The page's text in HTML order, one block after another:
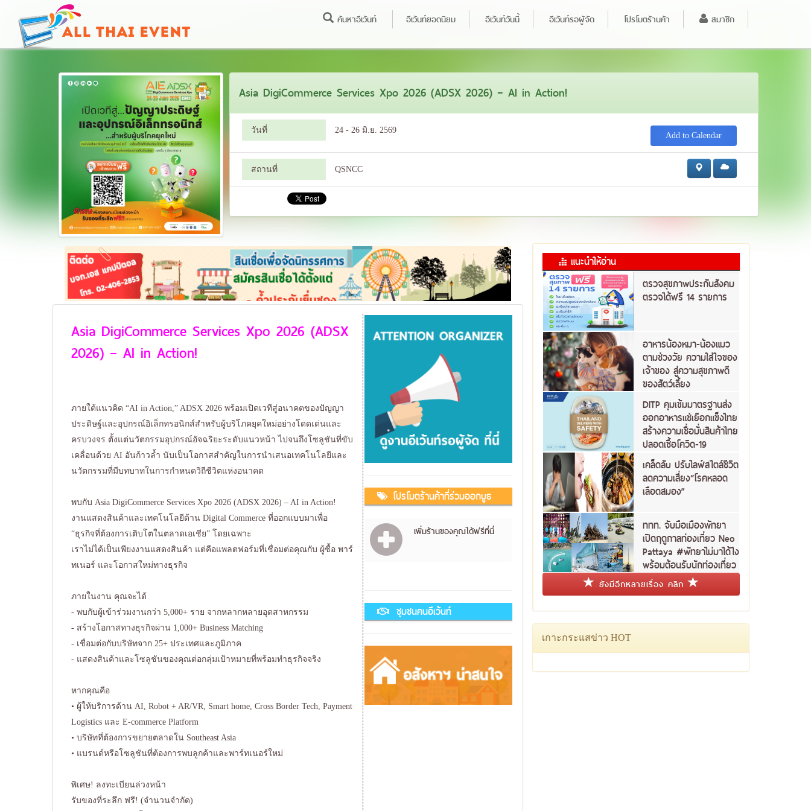
ค้นหาอีเว้นท์ อีเว้นท์ยอดนิยม อีเว้นท์วันนี้ อีเว้นท์รอผู้จัด โปรโมตร้านค้า สมาชิก
Asia DigiCommerce Services Xpo 2026 (ADSX 2026) – AI in Action!
วันที่ 24 - 26 มิ.ย. 2569
Add to Calendar
สถานที่ QSNCC
Asia DigiCommerce Services Xpo 2026 (ADSX
2026) – AI in Action!
ภายใต้แนวคิด “AI in Action,” ADSX 2026 พร้อมเปิดเวทีสู่อนาคตของปัญญา
ประดิษฐ์และอุปกรณ์อิเล็กทรอนิกส์สำหรับผู้บริโภคยุคใหม่อย่างโดดเด่นและ
ครบวงจร ตั้งแต่นวัตกรรมอุปกรณ์อัจฉริยะระดับแนวหน้า ไปจนถึงโซลูชันที่ขับ
เคลื่อนด้วย AI อันก้าวล้ำ นับเป็นโอกาสสำคัญในการนำเสนอเทคโนโลยีและ
นวัตกรรมที่มีบทบาทในการกำหนดวิถีชีวิตแห่งอนาคต
พบกับ Asia DigiCommerce Services Xpo 2026 (ADSX 2026) – AI in Action!
งานแสดงสินค้าและเทคโนโลยีด้าน Digital Commerce ที่ออกแบบมาเพื่อ
“ธุรกิจที่ต้องการเติบโตในตลาดเอเชีย” โดยเฉพาะ
เราไม่ได้เป็นเพียงงานแสดงสินค้า แต่คือแพลตฟอร์มที่เชื่อมต่อคุณกับ ผู้ซื้อ พาร์
ทเนอร์ และโอกาสใหม่ทางธุรกิจ
ภายในงาน คุณจะได้
- พบกับผู้เข้าร่วมงานกว่า 5,000+ ราย จากหลากหลายอุตสาหกรรม
- สร้างโอกาสทางธุรกิจผ่าน 1,000+ Business Matching
- เชื่อมต่อกับบริษัทจาก 25+ ประเทศและภูมิภาค
- แสดงสินค้าและโซลูชันของคุณต่อกลุ่มเป้าหมายที่พร้อมทำธุรกิจจริง
หากคุณคือ
• ผู้ให้บริการด้าน AI, Robot + AR/VR, Smart home, Cross Border Tech, Payment
Logistics และ E-commerce Platform
• บริษัทที่ต้องการขยายตลาดใน Southeast Asia
• แบรนด์หรือโซลูชันที่ต้องการพบลูกค้าและพาร์ทเนอร์ใหม่
พิเศษ! ลงทะเบียนล่วงหน้า
รับของที่ระลึก ฟรี! (จำนวนจำกัด)
โปรโมตร้านค้าที่ร่วมออกบูธ
เพิ่มร้านของคุณได้ฟรีที่นี่
ชุมชนคนอีเว้นท์
แนะนำให้อ่าน
ตรวจสุขภาพประกันสังคม
ตรวจได้ฟรี 14 รายการ
อาหารน้องหมา-น้องแมว
ตามช่วงวัย ความใส่ใจของ
เจ้าของ สู่ความสุขภาพดี
ของสัตว์เลี้ยง
DITP คุมเข้มมาตรฐานส่ง
ออกอาหารแช่เยือกแข็งไทย
สร้างความเชื่อมั่นสินค้าไทย
ปลอดเชื้อโควิด-19
เคล็ดลับ ปรับไลฟ์สไตล์ชีวิต
ลดความเสี่ยง“โรคหลอด
เลือดสมอง”
ททท. จับมือเมืองพัทยา
เปิดฤดูกาลท่องเที่ยว Neo
Pattaya #พัทยาไม่มาได้ไง
พร้อมต้อนรับนักท่องเที่ยว
ชาวไทย
ยังมีอีกหลายเรื่อง คลิก
เกาะกระแสข่าว HOT